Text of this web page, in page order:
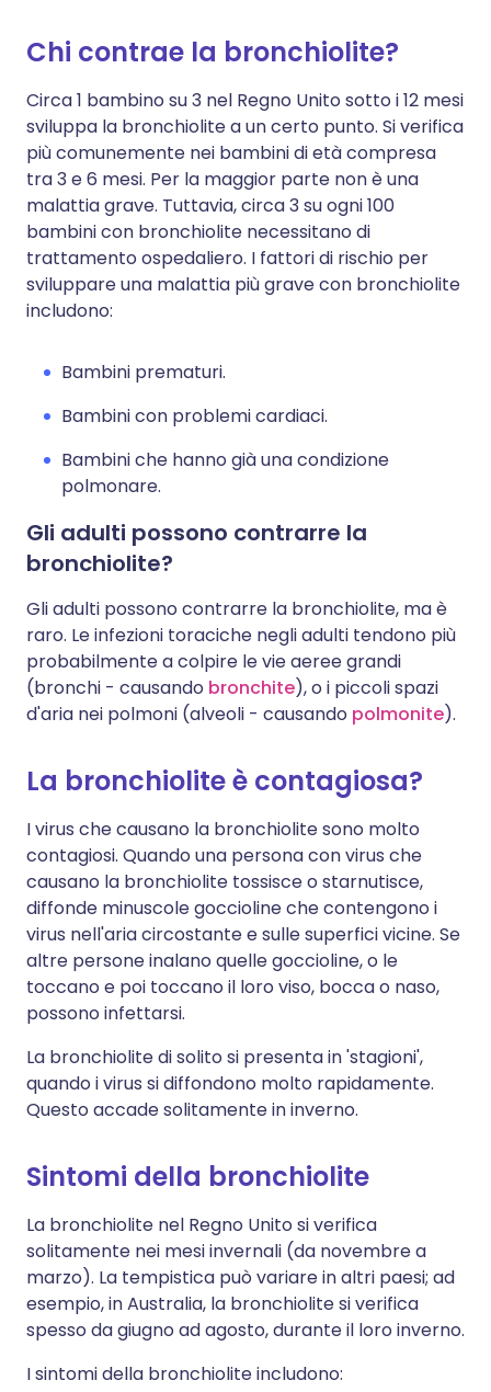
Chi contrae la bronchiolite?
Circa 1 bambino su 3 nel Regno Unito sotto i 12 mesi
sviluppa la bronchiolite a un certo punto. Si verifica
più comunemente nei bambini di età compresa
tra 3 e 6 mesi. Per la maggior parte non è una
malattia grave. Tuttavia, circa 3 su ogni 100
bambini con bronchiolite necessitano di
trattamento ospedaliero. I fattori di rischio per
sviluppare una malattia più grave con bronchiolite
includono:
Bambini prematuri.
Bambini con problemi cardiaci.
Bambini che hanno già una condizione
polmonare.
Gli adulti possono contrarre la
bronchiolite?
Gli adulti possono contrarre la bronchiolite, ma è
raro. Le infezioni toraciche negli adulti tendono più
probabilmente a colpire le vie aeree grandi
(bronchi - causando bronchite), o i piccoli spazi
d'aria nei polmoni (alveoli - causando polmonite).
La bronchiolite è contagiosa?
I virus che causano la bronchiolite sono molto
contagiosi. Quando una persona con virus che
causano la bronchiolite tossisce o starnutisce,
diffonde minuscole goccioline che contengono i
virus nell'aria circostante e sulle superfici vicine. Se
altre persone inalano quelle goccioline, o le
toccano e poi toccano il loro viso, bocca o naso,
possono infettarsi.
La bronchiolite di solito si presenta in 'stagioni',
quando i virus si diffondono molto rapidamente.
Questo accade solitamente in inverno.
Sintomi della bronchiolite
La bronchiolite nel Regno Unito si verifica
solitamente nei mesi invernali (da novembre a
marzo). La tempistica può variare in altri paesi; ad
esempio, in Australia, la bronchiolite si verifica
spesso da giugno ad agosto, durante il loro inverno.
I sintomi della bronchiolite includono: